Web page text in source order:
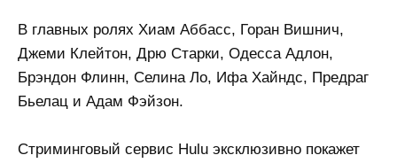
В главных ролях Хиам Аббасс, Горан Вишнич,
Джеми Клейтон, Дрю Старки, Одесса Адлон,
Брэндон Флинн, Селина Ло, Ифа Хайндс, Предраг
Бьелац и Адам Фэйзон.
Стриминговый сервис Hulu эксклюзивно покажет